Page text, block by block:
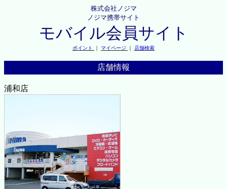
株式会社ノジマ
ノジマ携帯サイト
モバイル会員サイト
ポイント ｜ マイページ ｜ 店舗検索
店舗情報
浦和店